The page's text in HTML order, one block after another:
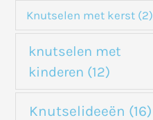
Knutselen met kerst (2)
knutselen met
kinderen (12)
Knutselideeën (16)